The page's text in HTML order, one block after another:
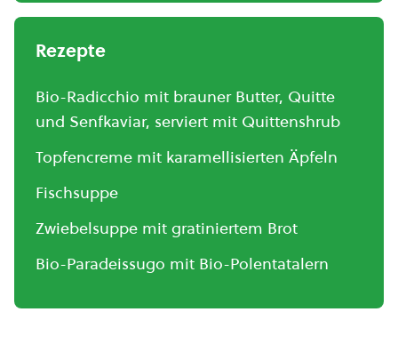
Rezepte
Bio-Radicchio mit brauner Butter, Quitte
und Senfkaviar, serviert mit Quittenshrub
Topfencreme mit karamellisierten Äpfeln
Fischsuppe
Zwiebelsuppe mit gratiniertem Brot
Bio-Paradeissugo mit Bio-Polentatalern